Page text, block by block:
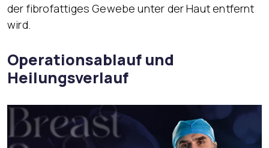
der fibrofattiges Gewebe unter der Haut entfernt
wird.
Operationsablauf und
Heilungsverlauf